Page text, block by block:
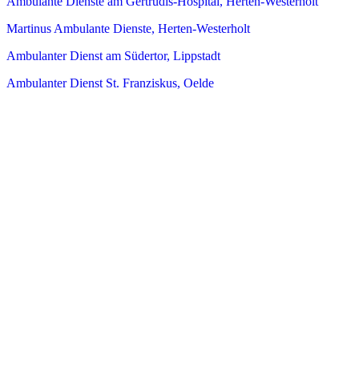
Martinus Ambulante Dienste, Herten-Westerholt
Ambulanter Dienst am Südertor, Lippstadt
Ambulanter Dienst St. Franziskus, Oelde